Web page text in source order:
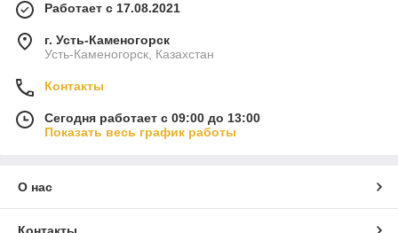
Работает с 17.08.2021
г. Усть-Каменогорск
Усть-Каменогорск, Казахстан
Контакты
Сегодня работает с 09:00 до 13:00
Показать весь график работы
О нас